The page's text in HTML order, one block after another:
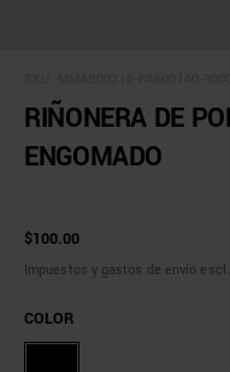
RIÑONERA DE
ENGOMADO
$100.00
Impuestos y gastos de envío escl.
COLOR